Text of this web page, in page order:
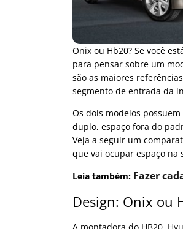
Onix ou Hb20? Se você
para pensar sobre um
são as maiores
segmento de entrada da
Os dois modelos
duplo, espaço fora do
Veja a seguir um
que vai ocupar espaço na
Leia também: Fazer
Design: Onix ou